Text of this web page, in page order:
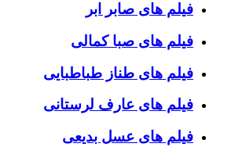
فیلم های صابر ابر
فیلم های صبا کمالی
فیلم های طناز طباطبایی
فیلم های عارف لرستانی
فیلم های عسل بدیعی